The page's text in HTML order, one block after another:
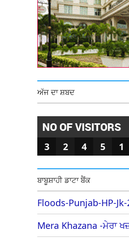
ਅੱਜ ਦਾ ਸ਼ਬਦ
NO OF VISITORS
3 2 4 5 1
ਬਾਬੂਸ਼ਾਹੀ ਡਾਟਾ ਬੈਂਕ
Floods-Punjab-HP-
Mera Khazana -ਮੇਰਾ